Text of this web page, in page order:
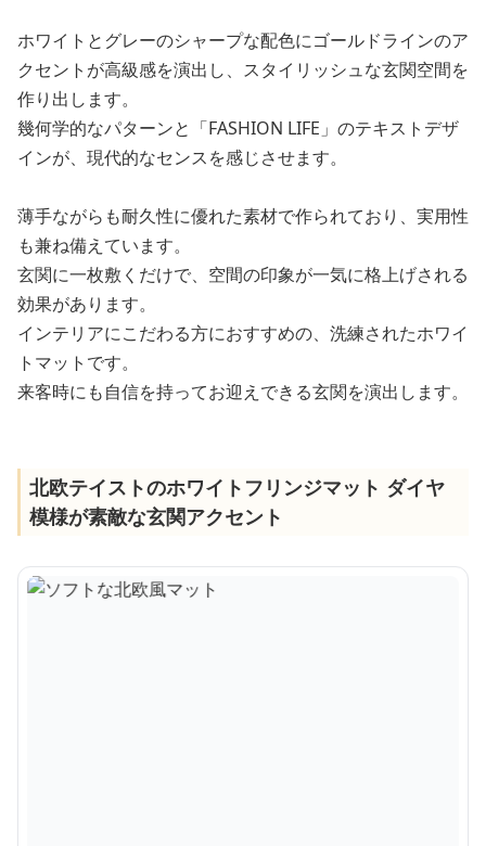
ホワイトとグレーのシャープな配色にゴールドラインのア
クセントが高級感を演出し、スタイリッシュな玄関空間を
作り出します。
幾何学的なパターンと「FASHION LIFE」のテキストデザ
インが、現代的なセンスを感じさせます。
薄手ながらも耐久性に優れた素材で作られており、実用性
も兼ね備えています。
玄関に一枚敷くだけで、空間の印象が一気に格上げされる
効果があります。
インテリアにこだわる方におすすめの、洗練されたホワイ
トマットです。
来客時にも自信を持ってお迎えできる玄関を演出します。
北欧テイストのホワイトフリンジマット ダイヤ
模様が素敵な玄関アクセント